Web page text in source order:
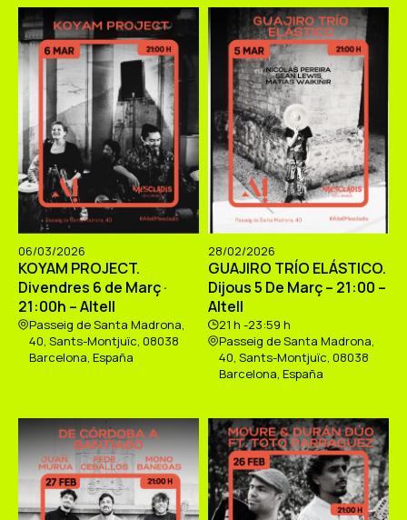
06/03/2026
KOYAM PROJECT.
Divendres 6 de Març ·
21:00h – Altell
Passeig de Santa Madrona,
40, Sants-Montjuïc, 08038
Barcelona, España
28/02/2026
GUAJIRO TRÍO ELÁSTICO.
Dijous 5 De Març – 21:00 –
Altell
21 h -23:59 h
Passeig de Santa Madrona,
40, Sants-Montjuïc, 08038
Barcelona, España